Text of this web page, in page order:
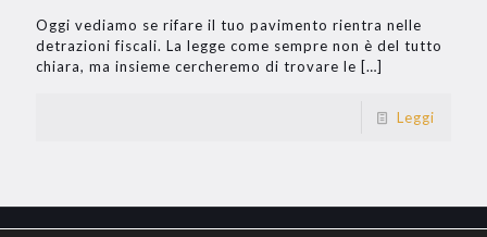
Oggi vediamo se rifare il tuo pavimento rientra nelle
detrazioni fiscali. La legge come sempre non è del tutto
chiara, ma insieme cercheremo di trovare le […]
Leggi